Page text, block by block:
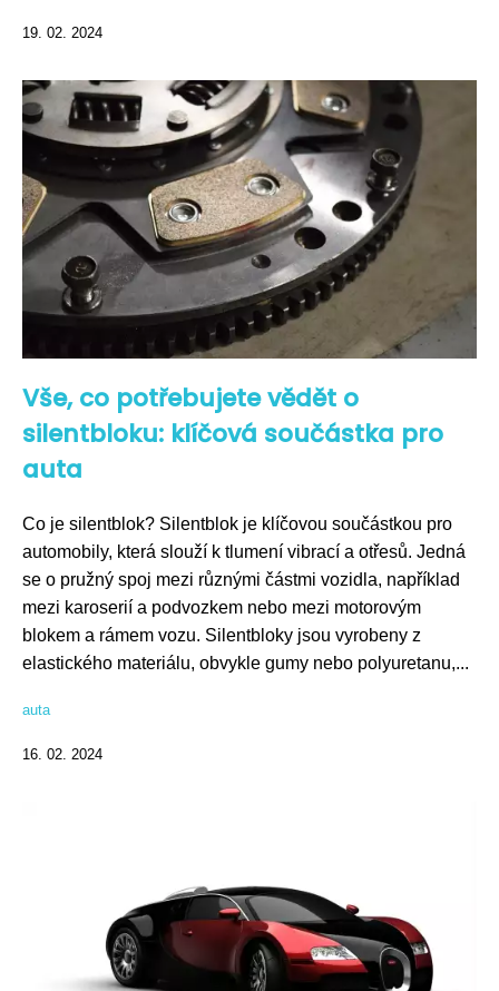
19. 02. 2024
Vše, co potřebujete vědět o
silentbloku: klíčová součástka pro
auta
Co je silentblok? Silentblok je klíčovou součástkou pro
automobily, která slouží k tlumení vibrací a otřesů. Jedná
se o pružný spoj mezi různými částmi vozidla, například
mezi karoserií a podvozkem nebo mezi motorovým
blokem a rámem vozu. Silentbloky jsou vyrobeny z
elastického materiálu, obvykle gumy nebo polyuretanu,...
auta
16. 02. 2024